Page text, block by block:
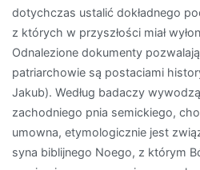
dotychczas ustalić dokładnego
z których w przyszłości miał
Odnalezione dokumenty
patriarchowie są postaciami
Jakub). Według badaczy
zachodniego pnia semickiego,
umowna, etymologicznie jest
syna biblijnego Noego, z którym